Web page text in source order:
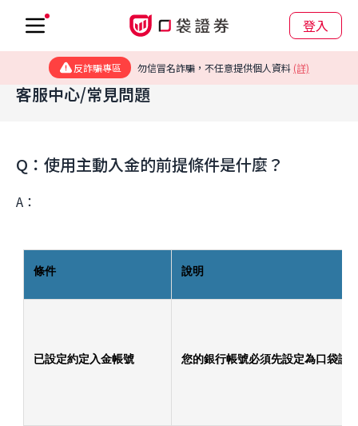
登入
反詐騙專區 勿信冒名詐騙，不任意提供個人資料 (詳)
客服中心/常見問題
Q：使用主動入金的前提條件是什麼？
A：
條件 說明
已設定約定入金帳號 您的銀行帳號必須先設定為口袋證